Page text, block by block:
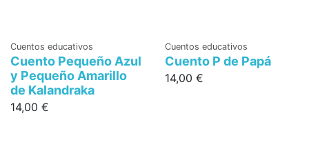
Cuentos educativos
Cuento Pequeño Azul
y Pequeño Amarillo
de Kalandraka
14,00 €
Cuentos educativos
Cuento P de Papá
14,00 €